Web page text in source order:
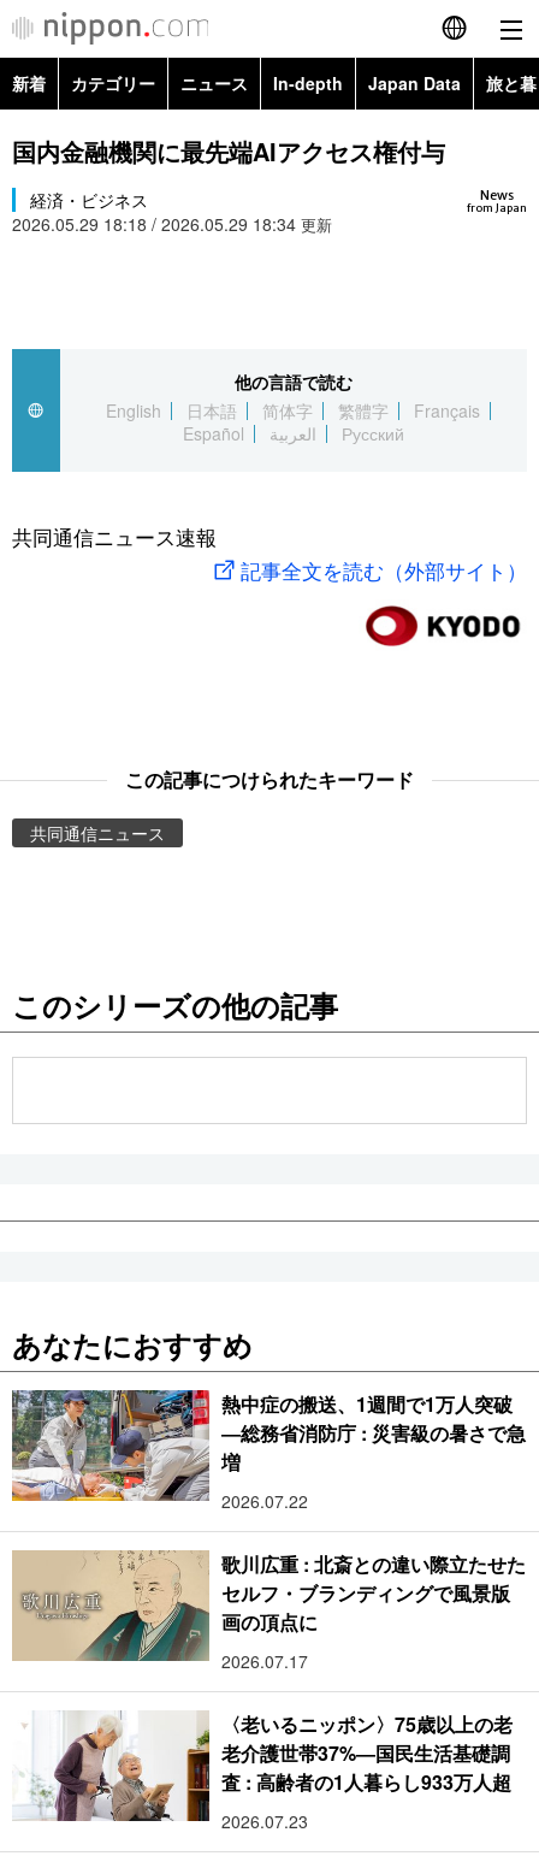
English
简体字
カテゴリー
スポーツ・東京2020
Topics
Images
お知らせ
公式SNS
新着 カテゴリー ニュース In-depth Japan Data 旅と
政治・外交
経済・ビジネス
Topics
Images
国内金融機関に最先端AIアクセス権付与
News
from Japan
経済・ビジネス
2026.05.29 18:18 / 2026.05.29 18:34 更新
他の言語で読む
English
日本語 简体字 繁體字
Français
Español
العربية Русский
共同通信ニュース速報
記事全文を読む（外部サイト）
この記事につけられたキーワード
共同通信ニュース
このシリーズの他の記事
あなたにおすすめ
熱中症の搬送、1週間で1万人突破
―総務省消防庁 : 災害級の暑さで急
増
2026.07.22
歌川広重 : 北斎との違い際立たせた
セルフ・ブランディングで風景版
画の頂点に
2026.07.17
〈老いるニッポン〉75歳以上の老
老介護世帯37%―国民生活基礎調
査 : 高齢者の1人暮らし933万人超
2026.07.23